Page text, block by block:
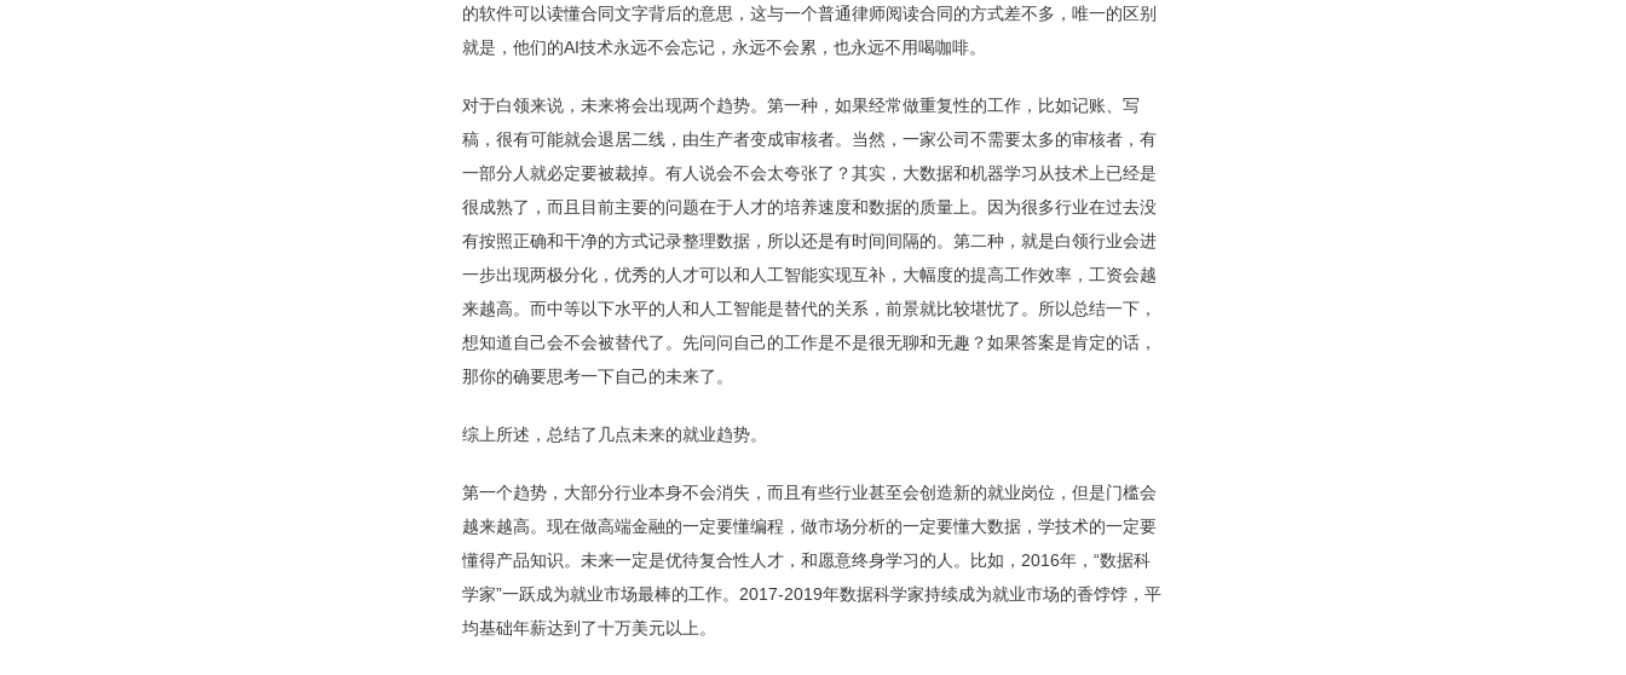
的软件可以读懂合同文字背后的意思，这与一个普通律师阅读合同的方式差不多，唯一的区别
就是，他们的AI技术永远不会忘记，永远不会累，也永远不用喝咖啡。
对于白领来说，未来将会出现两个趋势。第一种，如果经常做重复性的工作，比如记账、写
稿，很有可能就会退居二线，由生产者变成审核者。当然，一家公司不需要太多的审核者，有
一部分人就必定要被裁掉。有人说会不会太夸张了？其实，大数据和机器学习从技术上已经是
很成熟了，而且目前主要的问题在于人才的培养速度和数据的质量上。因为很多行业在过去没
有按照正确和干净的方式记录整理数据，所以还是有时间间隔的。第二种，就是白领行业会进
一步出现两极分化，优秀的人才可以和人工智能实现互补，大幅度的提高工作效率，工资会越
来越高。而中等以下水平的人和人工智能是替代的关系，前景就比较堪忧了。所以总结一下，
想知道自己会不会被替代了。先问问自己的工作是不是很无聊和无趣？如果答案是肯定的话，
那你的确要思考一下自己的未来了。
综上所述，总结了几点未来的就业趋势。
第一个趋势，大部分行业本身不会消失，而且有些行业甚至会创造新的就业岗位，但是门槛会
越来越高。现在做高端金融的一定要懂编程，做市场分析的一定要懂大数据，学技术的一定要
懂得产品知识。未来一定是优待复合性人才，和愿意终身学习的人。比如，2016年，“数据科
学家”一跃成为就业市场最棒的工作。2017-2019年数据科学家持续成为就业市场的香饽饽，平
均基础年薪达到了十万美元以上。